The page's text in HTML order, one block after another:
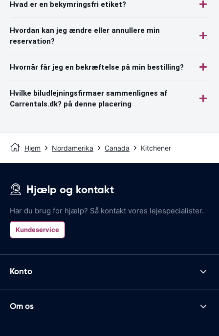
Hvad er en bekymringsfri etiket?
Hvordan kan jeg ændre eller annullere min
reservation?
Hvornår får jeg en bekræftelse på min bestilling?
Hvilke biludlejningsfirmaer sammenlignes af
Carrentals.dk? på denne placering
Hjem Nordamerika Canada Kitchener
Hjælp og kontakt
Har du brug for hjælp? Så kontakt vores lejespecialister.
Kundeservice
Konto
Om os